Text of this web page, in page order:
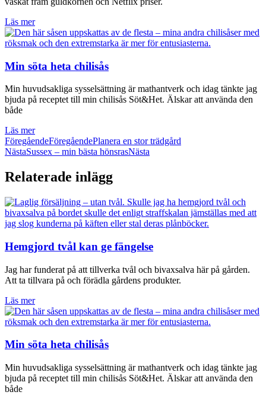
Läs mer
Min söta heta chilisås
Min huvudsakliga sysselsättning är mathantverk och idag tänkte jag
bjuda på receptet till min chilisås Söt&Het. Älskar att använda den
både
Läs mer
FöregåendeFöregåendePlanera en stor trädgård
NästaSussex – min bästa hönsrasNästa
Relaterade inlägg
Hemgjord tvål kan ge fängelse
Jag har funderat på att tillverka tvål och bivaxsalva här på gården.
Att ta tillvara på och förädla gårdens produkter.
Läs mer
Min söta heta chilisås
Min huvudsakliga sysselsättning är mathantverk och idag tänkte jag
bjuda på receptet till min chilisås Söt&Het. Älskar att använda den
både